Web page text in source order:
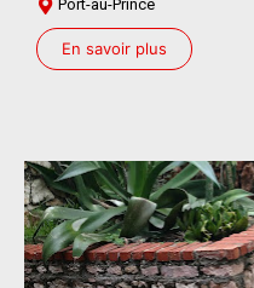
Port-au-Prince
En savoir plus